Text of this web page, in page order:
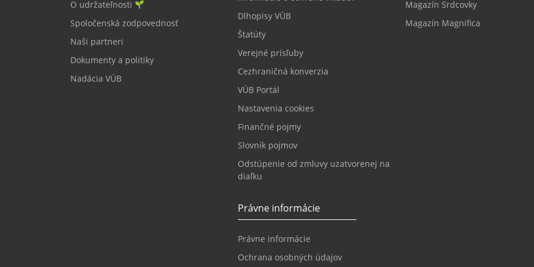
O udržateľnosti
Spoločenská zodpovednosť
Naši partneri
Dokumenty a politiky
Nadácia VÚB
Dlhopisy VÚB
Štatúty
Verejné prísľuby
Cezhraničná konverzia
VÚB Portál
Nastavenia cookies
Finančné pojmy
Slovník pojmov
Odstúpenie od zmluvy uzatvorenej na
diaľku
Právne informácie
Právne informácie
Ochrana osobných údajov
Magazín Srdcovky
Magazín Magnifica